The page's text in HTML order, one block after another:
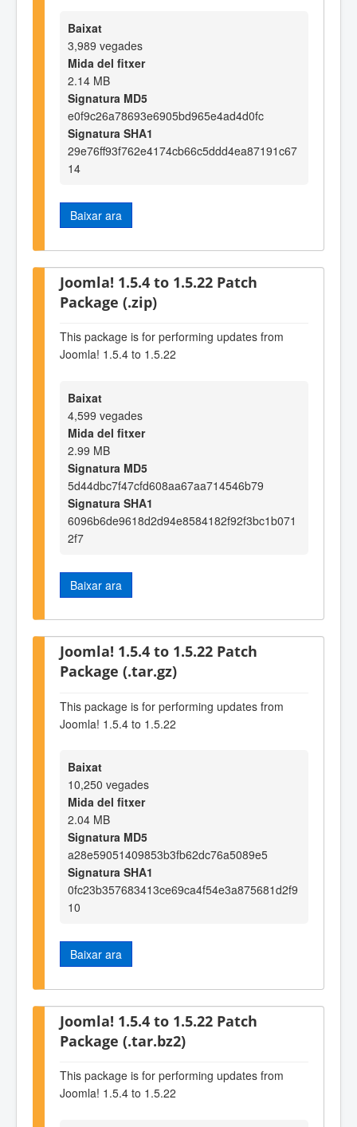
Baixat
3,989 vegades
Mida del fitxer
2.14 MB
Signatura MD5
e0f9c26a78693e6905bd965e4ad4d0fc
Signatura SHA1
29e76ff93f762e4174cb66c5ddd4ea87191c67
14
Baixar ara
Joomla! 1.5.4 to 1.5.22 Patch
Package (.zip)
This package is for performing updates from
Joomla! 1.5.4 to 1.5.22
Baixat
4,599 vegades
Mida del fitxer
2.99 MB
Signatura MD5
5d44dbc7f47cfd608aa67aa714546b79
Signatura SHA1
6096b6de9618d2d94e8584182f92f3bc1b071
2f7
Baixar ara
Joomla! 1.5.4 to 1.5.22 Patch
Package (.tar.gz)
This package is for performing updates from
Joomla! 1.5.4 to 1.5.22
Baixat
10,250 vegades
Mida del fitxer
2.04 MB
Signatura MD5
a28e59051409853b3fb62dc76a5089e5
Signatura SHA1
0fc23b357683413ce69ca4f54e3a875681d2f9
10
Baixar ara
Joomla! 1.5.4 to 1.5.22 Patch
Package (.tar.bz2)
This package is for performing updates from
Joomla! 1.5.4 to 1.5.22